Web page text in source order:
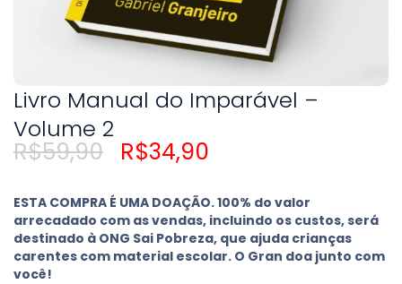
Livro Manual do Imparável –
Volume 2
R$59,90 Original
price
was:
R$59,90.
R$34,90
R$34,90.
ESTA COMPRA É UMA DOAÇÃO. 100% do valor
arrecadado com as vendas, incluindo os custos, será
destinado à ONG Sai Pobreza, que ajuda crianças
carentes com material escolar. O Gran doa junto com
você!